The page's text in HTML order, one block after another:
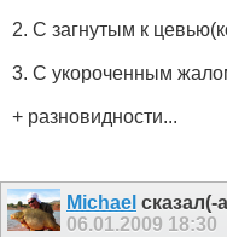
2. С загнутым к
3. С укороченным
+ разновидности...
Michael сказал(-
06.01.2009 18:30